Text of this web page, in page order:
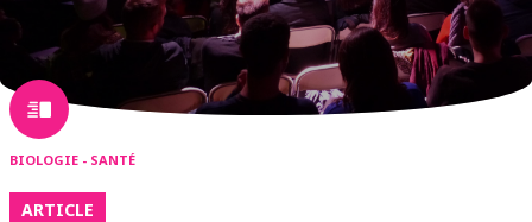
BIOLOGIE - SANTÉ
ARTICLE